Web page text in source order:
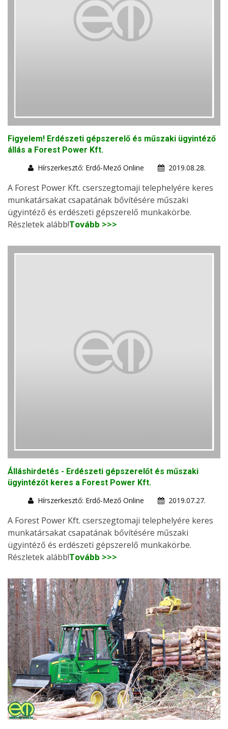
Figyelem! Erdészeti gépszerelő és műszaki ügyintéző
állás a Forest Power Kft.
Hírszerkesztő: Erdő-Mező Online
2019.08.28.
A Forest Power Kft. cserszegtomaji telephelyére keres
munkatársakat csapatának bővítésére műszaki
ügyintéző és erdészeti gépszerelő munkakörbe.
Részletek alább!Tovább >>>
Álláshirdetés - Erdészeti gépszerelőt és műszaki
ügyintézőt keres a Forest Power Kft.
Hírszerkesztő: Erdő-Mező Online
2019.07.27.
A Forest Power Kft. cserszegtomaji telephelyére keres
munkatársakat csapatának bővítésére műszaki
ügyintéző és erdészeti gépszerelő munkakörbe.
Részletek alább!Tovább >>>